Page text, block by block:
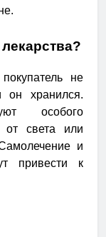
не
он хранился.
особого
от света или
и
привести к